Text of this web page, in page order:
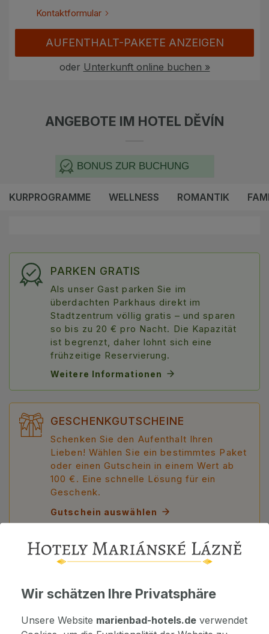
Kontaktformular
AUFENTHALT-PAKETE ANZEIGEN
oder Unterkunft online buchen »
ANGEBOTE IM HOTEL DĚVÍN
BONUS ZUR BUCHUNG
KURPROGRAMME WELLNESS ROMANTIK
PARKEN GRATIS
Als unser Gast parken Sie im
überdachten Parkhaus direkt im
Stadtzentrum völlig gratis – und sparen
so bis zu 20 € pro Nacht. Die Kapazität
ist begrenzt, daher lohnt sich eine
frühzeitige Reservierung.
Weitere Informationen
GESCHENKGUTSCHEINE
Schenken Sie den Aufenthalt Ihren
Lieben! Wählen Sie ein bestimmtes Paket
oder einen Gutschein in einem Wert ab
100 €. Eine schnelle Lösung für ein
Geschenk.
Gutschein auswählen
HOTEL INFO
Wir schätzen Ihre Privatsphäre
Unsere Website marienbad-hotels.de verwendet